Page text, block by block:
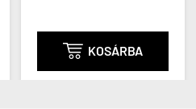
 KOSÁRBA